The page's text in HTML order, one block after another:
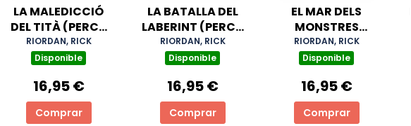
LA MALEDICCIÓ
DEL TITÀ (PERCY
JACKSON I ELS
DÉUS DE L'OLIMP
RIORDAN, RICK
Disponible
16,95 €
Comprar
LA BATALLA DEL
LABERINT (PERCY
JACKSON I ELS
DÉUS DE L'OLIMP
RIORDAN, RICK
Disponible
16,95 €
Comprar
EL MAR DELS
MONSTRES
(PERCY JACKSON
I ELS DÉUS DE
RIORDAN, RICK
Disponible
16,95 €
Comprar